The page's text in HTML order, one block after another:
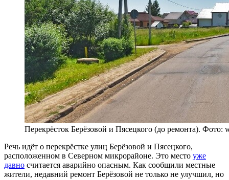
Перекрёсток Берёзовой и Пясецкого (до ремонта). Фото:
Речь идёт о перекрёстке улиц Берёзовой и Пясецкого,
расположенном в Северном микрорайоне. Это место уже
давно считается аварийно опасным. Как сообщили местные
жители, недавний ремонт Берёзовой не только не улучшил, но